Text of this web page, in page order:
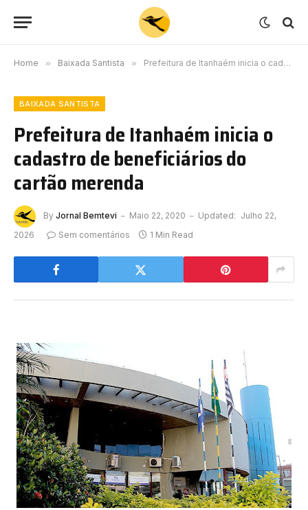
Home » Baixada Santista » Prefeitura de Itanhaém inicia o cadastro de beneficiários do cartão merenda
BAIXADA SANTISTA
Prefeitura de Itanhaém inicia o
cadastro de beneficiários do
cartão merenda
By Jornal Bemtevi Maio 22, 2020 Updated: Julho 22,
2026
Sem comentários 1 Min Read